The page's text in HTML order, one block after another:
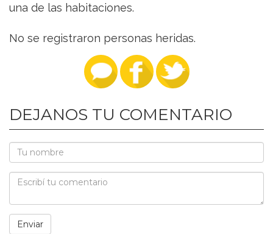
una de las habitaciones.
No se registraron personas heridas.
DEJANOS TU COMENTARIO